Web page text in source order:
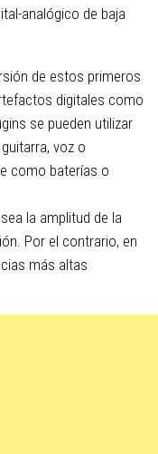
analógico de baja
de estos primeros
digitales como
se pueden utilizar
voz o
como baterías o
la amplitud de la
Por el contrario, en
más altas